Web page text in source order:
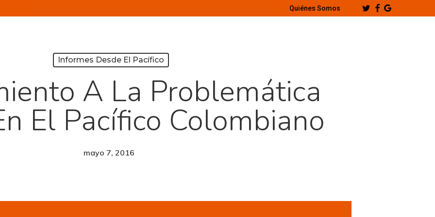
Quiénes Somos TwitterFacebook
Google-
Plus
Informes Desde El Pacífico
A La Problemática
El Pacífico Colombiano
mayo 7, 2016